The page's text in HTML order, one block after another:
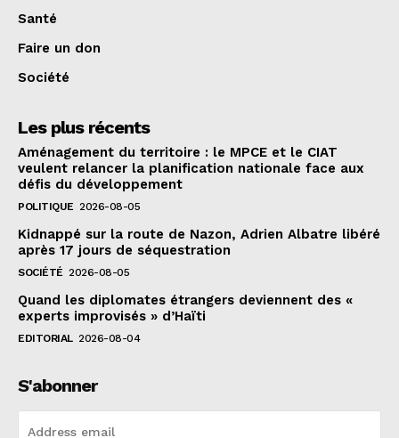
Santé
Faire un don
Société
Les plus récents
Aménagement du territoire : le MPCE et le CIAT
veulent relancer la planification nationale face aux
défis du développement
POLITIQUE 2026-08-05
Kidnappé sur la route de Nazon, Adrien Albatre libéré
après 17 jours de séquestration
SOCIÉTÉ 2026-08-05
Quand les diplomates étrangers deviennent des «
experts improvisés » d’Haïti
EDITORIAL 2026-08-04
S'abonner